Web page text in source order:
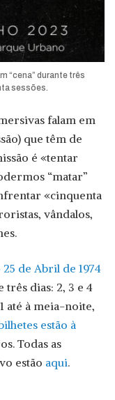
“cena” durante três
sessões.
falam em
que têm de
é «tentar
“matar”
«cinquenta
vândalos,
de Abril de 1974
três dias: 2, 3 e 4
até à meia-noite,
estão à
Todas as
estão aqui.